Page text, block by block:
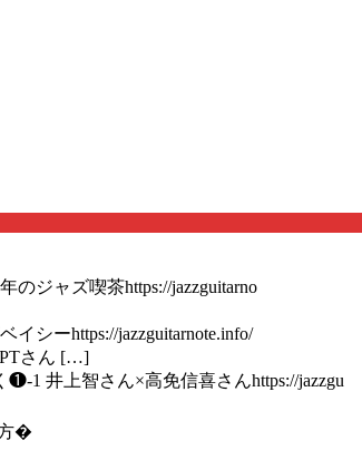
ジャズ喫茶https://jazzguitarno
シーhttps://jazzguitarnote.info/
さん […]
1 井上智さん×高免信喜さんhttps://jazzgu
方�